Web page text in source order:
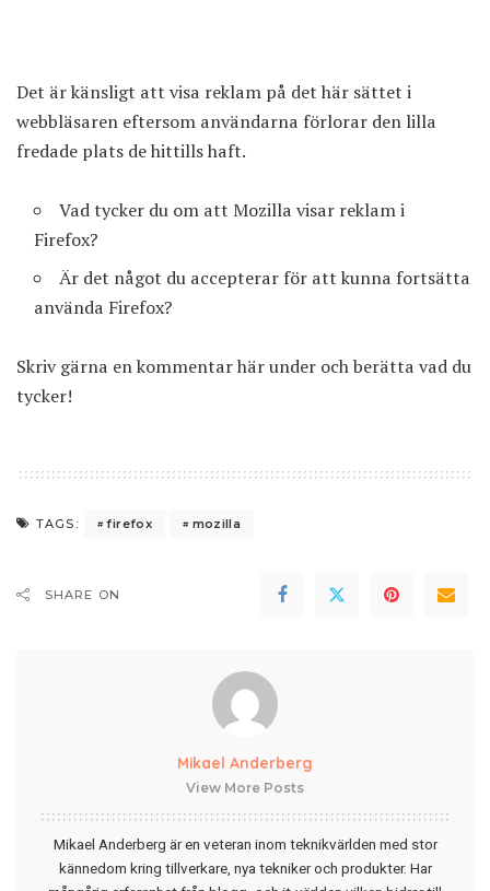
Det är känsligt att visa reklam på det här sättet i
webbläsaren eftersom användarna förlorar den lilla
fredade plats de hittills haft.
Vad tycker du om att Mozilla visar reklam i
Firefox?
Är det något du accepterar för att kunna fortsätta
använda Firefox?
Skriv gärna en kommentar här under och berätta vad du
tycker!
TAGS: firefox mozilla
SHARE ON
Mikael Anderberg
View More Posts
Mikael Anderberg är en veteran inom teknikvärlden med stor
kännedom kring tillverkare, nya tekniker och produkter. Har